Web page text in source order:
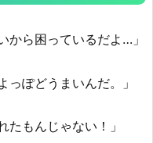
から困っているだよ…」
っぽどうまいんだ。」
たもんじゃない！」